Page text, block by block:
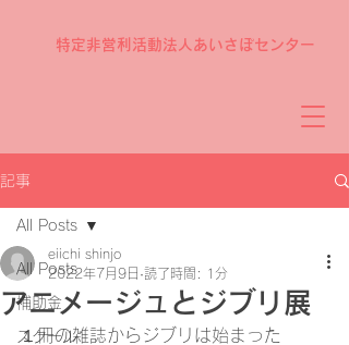
特定非営利活動法人あいさぽセンター
記事
All Posts
補助金
スクール
All Posts
アニメージュとジブリ展
eiichi shinjo
2022年7月9日 読了時間: 1分
１冊の雑誌からジブリは始まった